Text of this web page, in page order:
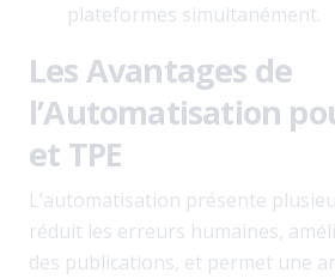
plateformes simultanément.
Les Avantages de
l’Automatisation
et TPE
L’automatisation présente
réduit les erreurs humaines,
des publications, et permet une